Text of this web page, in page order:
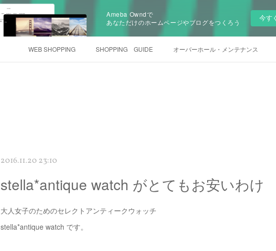
Ameba Owndで
あなただけのホームページやブログをつくろう
今す
WEB SHOPPING SHOPPING GUIDE オーバーホール・メンテナンス
2016.11.20 23:10
stella*antique watch がとてもお安いわけ
大人女子のためのセレクトアンティークウォッチ
stella*antique watch です。